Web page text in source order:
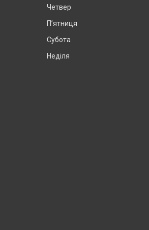
Четвер
Пʼятниця
Субота
Неділя